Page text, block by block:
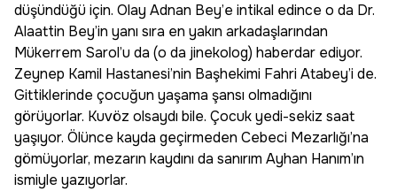
düşündüğü için. Olay Adnan Bey’e intikal edince o da Dr.
Alaattin Bey’in yanı sıra en yakın arkadaşlarından
Mükerrem Sarol’u da (o da jinekolog) haberdar ediyor.
Zeynep Kamil Hastanesi’nin Başhekimi Fahri Atabey’i de.
Gittiklerinde çocuğun yaşama şansı olmadığını
görüyorlar. Kuvöz olsaydı bile. Çocuk yedi-sekiz saat
yaşıyor. Ölünce kayda geçirmeden Cebeci Mezarlığı’na
gömüyorlar, mezarın kaydını da sanırım Ayhan Hanım’ın
ismiyle yazıyorlar.